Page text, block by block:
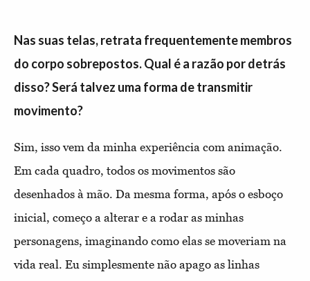
Nas suas telas, retrata frequentemente membros
do corpo sobrepostos. Qual é a razão por detrás
disso? Será talvez uma forma de transmitir
movimento?
Sim, isso vem da minha experiência com animação.
Em cada quadro, todos os movimentos são
desenhados à mão. Da mesma forma, após o esboço
inicial, começo a alterar e a rodar as minhas
personagens, imaginando como elas se moveriam na
vida real. Eu simplesmente não apago as linhas